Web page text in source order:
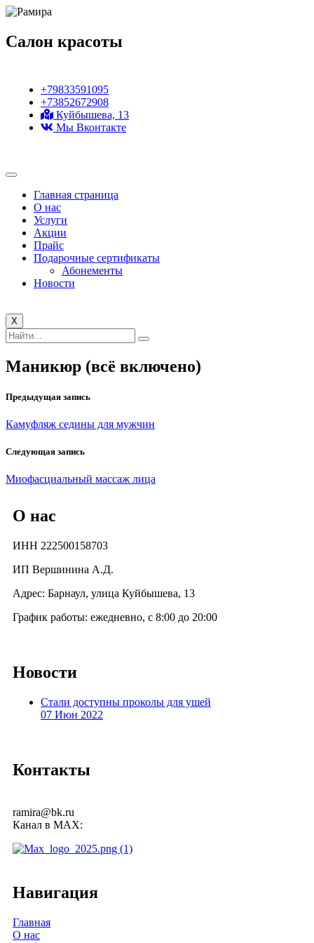
Салон красоты
+79833591095
+73852672908
Куйбышева, 13
Мы Вконтакте
Главная страница
О нас
Услуги
Акции
Прайс
Подарочные сертификаты
Абонементы
Новости
X
Маникюр (всё включено)
Предыдущая запись
Камуфляж седины для мужчин
Следующая запись
Миофасциальный массаж лица
О нас
ИНН 222500158703
ИП Вершинина А.Д.
Адрес: Барнаул, улица Куйбышева, 13
График работы: ежедневно, с 8:00 до 20:00
Новости
Стали доступны проколы для ушей
07 Июн 2022
Контакты
ramira@bk.ru
Канал в MAX:
Навигация
Главная
О нас